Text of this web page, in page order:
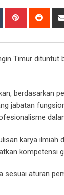
Tumblr Pinterest
Timur
berdasarkan
jabatan
karya ilmiah
kompetensi
sesuai aturan